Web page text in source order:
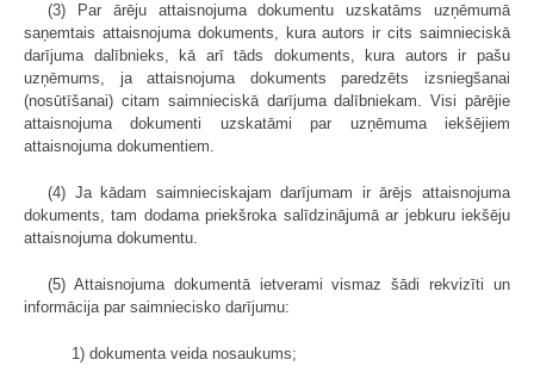
(3) Par ārēju attaisnojuma dokumentu uzskatāms uzņēmumā
saņemtais attaisnojuma dokuments, kura autors ir cits saimnieciskā
darījuma dalībnieks, kā arī tāds dokuments, kura autors ir pašu
uzņēmums, ja attaisnojuma dokuments paredzēts izsniegšanai
(nosūtīšanai) citam saimnieciskā darījuma dalībniekam. Visi pārējie
attaisnojuma dokumenti uzskatāmi par uzņēmuma iekšējiem
attaisnojuma dokumentiem.
(4) Ja kādam saimnieciskajam darījumam ir ārējs attaisnojuma
dokuments, tam dodama priekšroka salīdzinājumā ar jebkuru iekšēju
attaisnojuma dokumentu.
(5) Attaisnojuma dokumentā ietverami vismaz šādi rekvizīti un
informācija par saimniecisko darījumu:
1) dokumenta veida nosaukums;